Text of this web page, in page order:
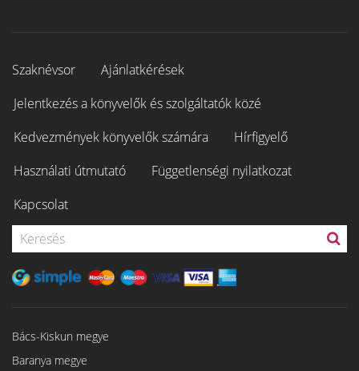
Szaknévsor
Ajánlatkérések
Jelentkezés a könyvelők és szolgáltatók közé
Kedvezmények könyvelők számára
Hírfigyelő
Használati útmutató
Függetlenségi nyilatkozat
Kapcsolat
Bács-Kiskun megye
Baranya megye